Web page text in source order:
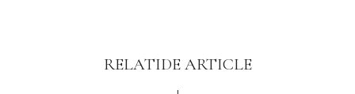
RELATIDE ARTICLE